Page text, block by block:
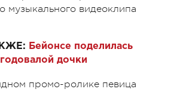
музыкального видеоклипа
Бейонсе поделилась
дочки
промо-ролике певица